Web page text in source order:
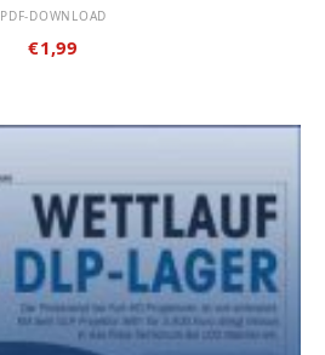
PDF-DOWNLOAD
€1,99